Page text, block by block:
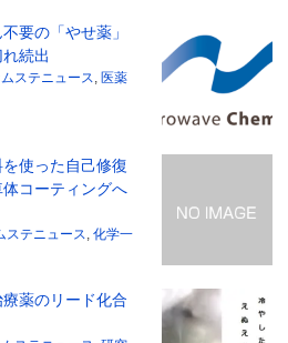
要の「やせ薬」
続出
ステニュース, 医薬
使った自己修復
コーティングへ
ステニュース, 化学一
薬のリード化合